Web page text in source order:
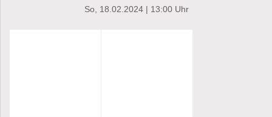
So, 18.02.2024 | 13:00 Uhr